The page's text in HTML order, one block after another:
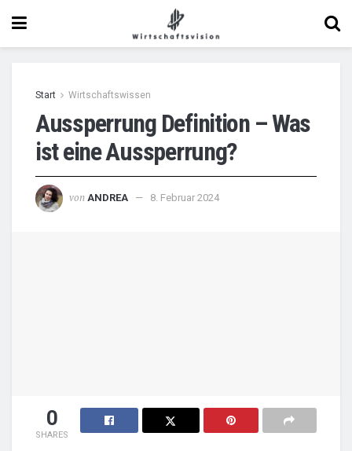
Start Wirtschaftswissen
Aussperrung Definition – Was
ist eine Aussperrung?
von ANDREA 8. Februar 2024
0
SHARES